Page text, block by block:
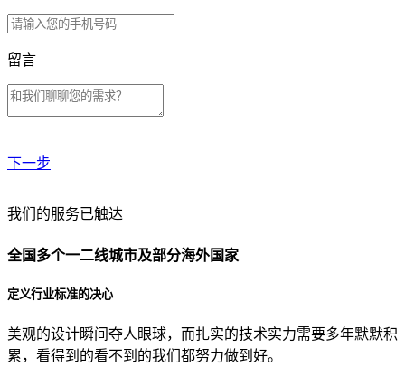
留言
下一步
贵公司预算范围是？
贵公司的团队规模是？
目前主要的营销渠道是？
我们的服务已触达
全国多个一二线城市及部分海外国家
定义行业标准的决心
美观的设计瞬间夺人眼球，而扎实的技术实力需要多年默默积
累，看得到的看不到的我们都努力做到好。